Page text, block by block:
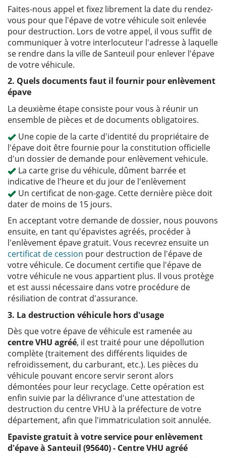
Faites-nous appel et fixez librement la date du rendez-
vous pour que l'épave de votre véhicule soit enlevée
pour destruction. Lors de votre appel, il vous suffit de
communiquer à votre interlocuteur l'adresse à laquelle
se rendre dans la ville de Santeuil pour enlever l'épave
de votre véhicule.
2. Quels documents faut il fournir pour enlèvement
épave
La deuxième étape consiste pour vous à réunir un
ensemble de pièces et de documents obligatoires.
Une copie de la carte d'identité du propriétaire de
l'épave doit être fournie pour la constitution officielle
d'un dossier de demande pour enlèvement vehicule.
La carte grise du véhicule, dûment barrée et
indicative de l'heure et du jour de l'enlèvement
Un certificat de non-gage. Cette dernière pièce doit
dater de moins de 15 jours.
En acceptant votre demande de dossier, nous pouvons
ensuite, en tant qu'épavistes agréés, procéder à
l'enlèvement épave gratuit. Vous recevrez ensuite un
certificat de cession pour destruction de l'épave de
votre véhicule. Ce document certifie que l'épave de
votre véhicule ne vous appartient plus. Il vous protège
et est aussi nécessaire dans votre procédure de
résiliation de contrat d'assurance.
3. La destruction véhicule hors d'usage
Dès que votre épave de véhicule est ramenée au
centre VHU agréé, il est traité pour une dépollution
complète (traitement des différents liquides de
refroidissement, du carburant, etc.). Les pièces du
véhicule pouvant encore servir seront alors
démontées pour leur recyclage. Cette opération est
enfin suivie par la délivrance d'une attestation de
destruction du centre VHU à la préfecture de votre
département, afin que l'immatriculation soit annulée.
Epaviste gratuit à votre service pour enlèvement
d'épave à Santeuil (95640) - Centre VHU agréé